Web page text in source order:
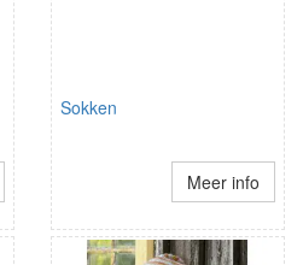
Sokken
Meer info